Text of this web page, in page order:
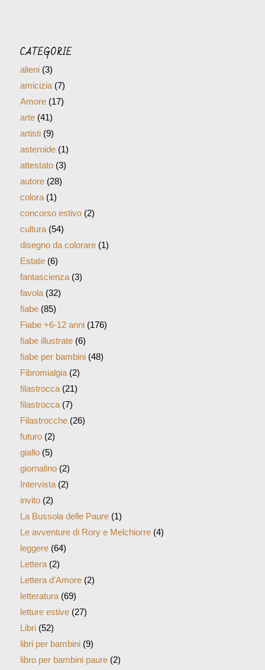
CATEGORIE
alieni(3)
amicizia(7)
Amore(17)
arte(41)
artisti(9)
asteroide(1)
attestato(3)
autore(28)
colora(1)
concorso estivo(2)
cultura(54)
disegno da colorare(1)
Estate(6)
fantascienza(3)
favola(32)
fiabe(85)
Fiabe +6-12 anni(176)
fiabe illustrate(6)
fiabe per bambini(48)
Fibromialgia(2)
filastrocca(21)
filastrocca(7)
Filastrocche(26)
futuro(2)
giallo(5)
giornalino(2)
Intervista(2)
invito(2)
La Bussola delle Paure(1)
Le avventure di Rory e Melchiorre(4)
leggere(64)
Lettera(2)
Lettera d'Amore(2)
letteratura(69)
letture estive(27)
Libri(52)
libri per bambini(9)
libro per bambini paure(2)